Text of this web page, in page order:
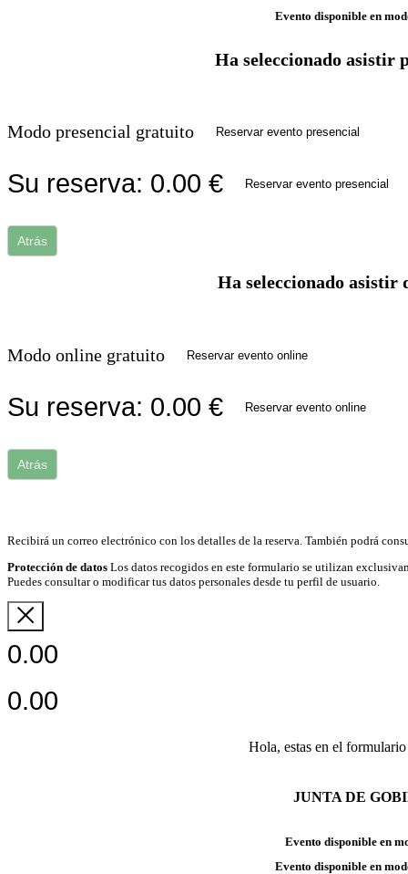
Evento disponible en
Ha seleccionado asistir
Modo presencial gratuito Reservar evento presencial
Su reserva: 0.00 € Reservar evento presencial
Atrás
Ha seleccionado asistir
Modo online gratuito Reservar evento online
Su reserva: 0.00 € Reservar evento online
Atrás
Recibirá un correo electrónico con los detalles de la reserva. También podrá
Protección de datos Los datos recogidos en este formulario se utilizan
Puedes consultar o modificar tus datos personales desde tu perfil de usuario.
0.00
0.00
Hola, estas en el formulario
JUNTA DE
Evento disponible en
Evento disponible en